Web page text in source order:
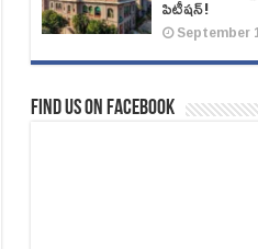
పిటీషన్‌!
September
Find us on Facebook